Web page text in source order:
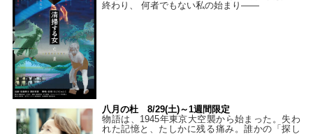
終わり、 何者でもない私の始まり――
八月の杜 8/29(土)～1週間限定
物語は、1945年東京大空襲から始まった。失わ
れた記憶と、たしかに残る痛み。誰かの「探し